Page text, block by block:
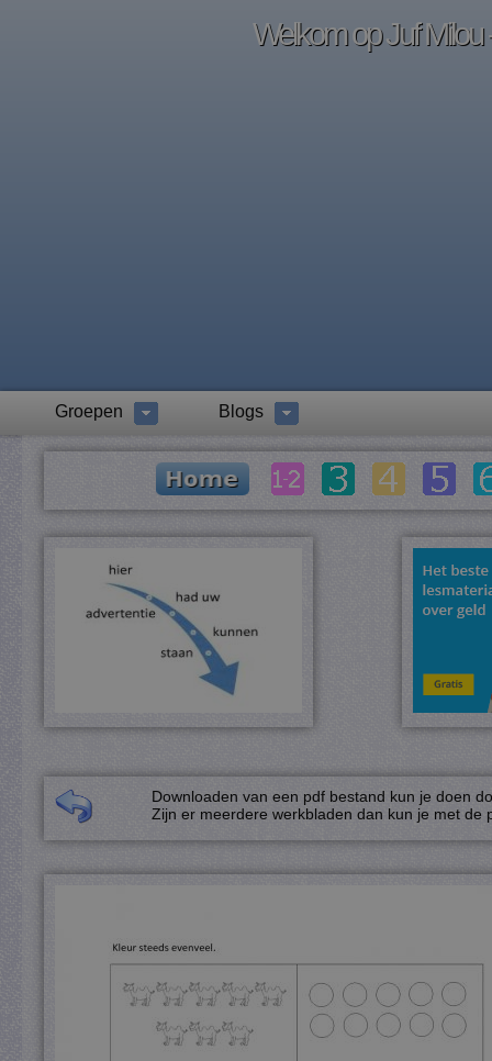
Welkom op Juf Milou
Groepen Blogs
Downloaden van een pdf bestand kun je doen
Zijn er meerdere werkbladen dan kun je met de